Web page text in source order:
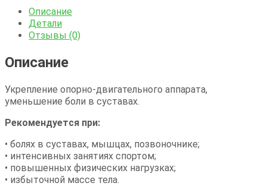
Описание
Детали
Отзывы (0)
Описание
Укрепление опорно-двигательного аппарата,
уменьшение боли в суставах.
Рекомендуется при:
• болях в суставах, мышцах, позвоночнике;
• интенсивных занятиях спортом;
• повышенных физических нагрузках;
• избыточной массе тела.